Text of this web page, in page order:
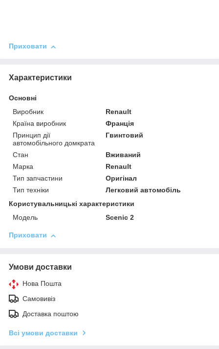
Приховати
Характеристики
Основні
Виробник
Renault
Країна виробник
Франція
Принцип дії
автомобільного домкрата
Гвинтовий
Стан
Вживаний
Марка
Renault
Тип запчастини
Оригінал
Тип техніки
Легковий автомобіль
Користувальницькі характеристики
Мoдель
Scenic 2
Приховати
Умови доставки
Нова Пошта
Самовивіз
Доставка поштою
Всі умови доставки